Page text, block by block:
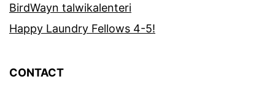
BirdWayn talwikalenteri
Happy Laundry Fellows 4-5!
CONTACT